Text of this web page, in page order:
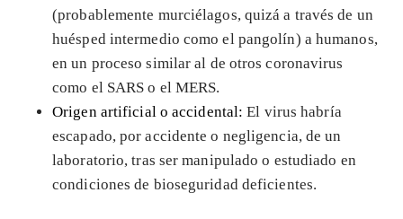
(probablemente murciélagos, quizá a través de un
huésped intermedio como el pangolín) a humanos,
en un proceso similar al de otros coronavirus
como el SARS o el MERS.
Origen artificial o accidental: El virus habría
escapado, por accidente o negligencia, de un
laboratorio, tras ser manipulado o estudiado en
condiciones de bioseguridad deficientes.